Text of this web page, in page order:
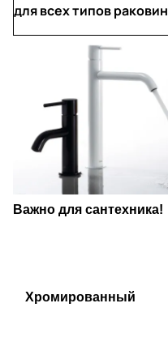
для всех типов раковин
Важно для сантехника!
Хромированный